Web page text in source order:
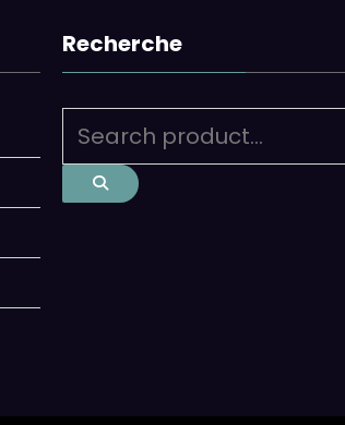
Recherche